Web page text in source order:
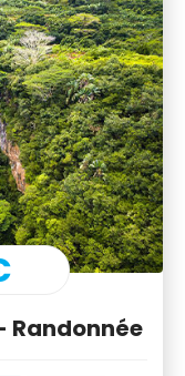
Randonnée